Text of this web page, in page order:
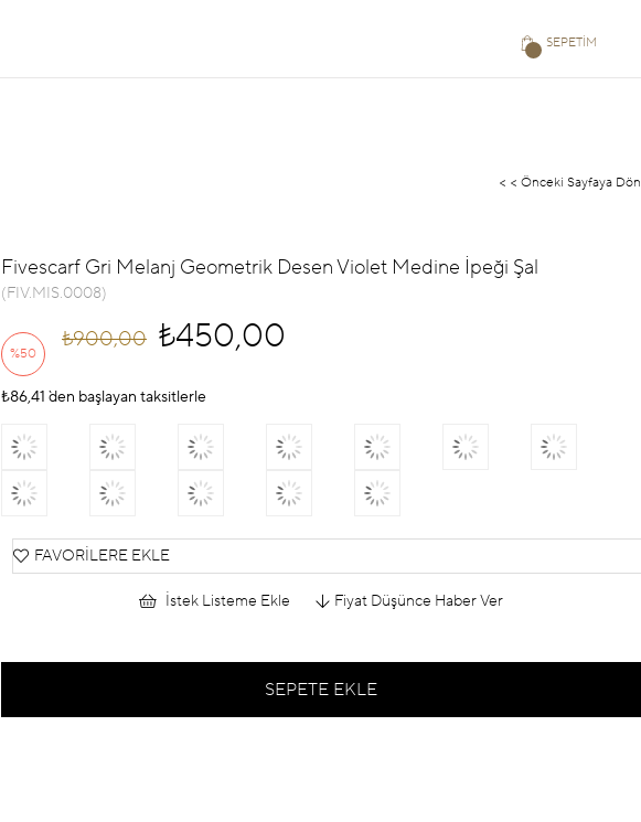
SEPETIM
< < Önceki Sayfaya Dön
Fivescarf Gri Melanj Geometrik Desen Violet Medine İpeği Şal
(FIV.MIS.0008)
%50
İndirim
₺900,00 ₺450,00
₺86,41 `den başlayan taksitlerle
FAVORILERE EKLE
İstek Listeme Ekle Fiyat Düşünce Haber Ver